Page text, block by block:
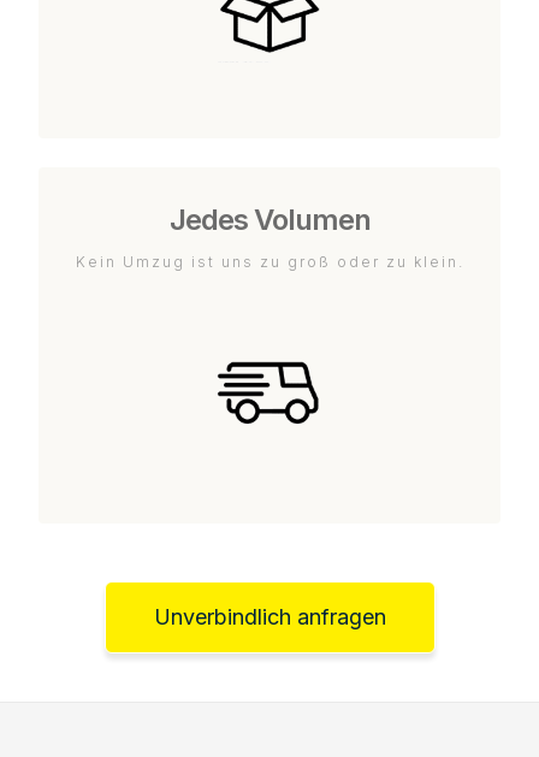
Jedes Volumen
Kein Umzug ist uns zu groß oder zu klein.
Unverbindlich anfragen